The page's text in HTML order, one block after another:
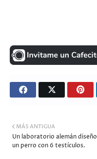
MÁS ANTIGUA
Un laboratorio alemán diseño
un perro con 6 testículos.